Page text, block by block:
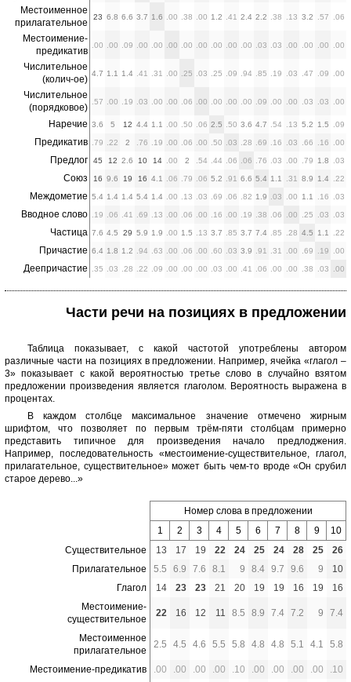
Местоименное
прилагательное
23 6.8 6.6 3.7 1.6 .00 .38 .00 1.2 .41 2.4 2.2 .38 .13 3.2 .57 .06
Местоимение-
предикатив
.00 .00 .09 .00 .00 .00 .00 .00 .00 .00 .00 .03 .03 .00 .00 .00 .00
Числительное
(колич-ое)
4.7 1.1 1.4 .41 .31 .00 .25 .03 .25 .09 .94 .85 .19 .03 .47 .09 .00
Числительное
(порядковое)
.57 .00 .19 .03 .00 .00 .06 .00 .00 .00 .00 .09 .00 .00 .03 .03 .00
Наречие 3.6 5 12 4.4 1.1 .00 .50 .06 2.5 .50 3.6 4.7 .54 .13 5.2 1.5 .09
Предикатив .79 .22 2 .76 .19 .00 .06 .00 .50 .03 .28 .69 .16 .03 .66 .16 .00
Предлог 45 12 2.6 10 14 .00 2 .54 .44 .06 .06 .76 .03 .00 .79 1.8 .03
Союз 16 9.6 19 16 4.1 .06 .79 .06 5.2 .91 6.6 5.4 1.1 .31 8.9 1.4 .22
Междометие 5.4 1.4 1.4 5.4 1.4 .00 .13 .03 .69 .06 .82 1.9 .03 .00 1.1 .16 .03
Вводное слово .19 .06 .41 .69 .13 .00 .06 .00 .16 .00 .19 .38 .06 .00 .25 .03 .03
Частица 7.6 4.5 29 5.9 1.9 .00 1.5 .13 3.7 .85 3.7 7.4 .85 .28 4.5 1.1 .22
Причастие 6.4 1.8 1.2 .94 .63 .00 .06 .00 .60 .03 3.9 .91 .31 .00 .69 .19 .00
Деепричастие .35 .03 .28 .22 .09 .00 .00 .00 .03 .00 .41 .06 .00 .00 .38 .03 .00
Части речи на позициях в предложении
Таблица показывает, с какой частотой употреблены автором
различные части на позициях в предложении. Например, ячейка «глагол –
3» показывает с какой вероятностью третье слово в случайно взятом
предложении произведения является глаголом. Вероятность выражена в
процентах.
В каждом столбце максимальное значение отмечено жирным
шрифтом, что позволяет по первым трём-пяти столбцам примерно
представить типичное для произведения начало предлоджения.
Например, последовательность «местоимение-существительное, глагол,
прилагательное, существительное» может быть чем-то вроде «Он срубил
старое дерево...»
Номер слова в предложении
1
2 3 4 5 6 7 8 9
10
Существительное
13 17 19 22 24 25 24 28 25
26
Прилагательное
5.5 6.9 7.6 8.1 9 8.4 9.7 9.6 9
10
Глагол
14 23 23 21 20 19 19 16 19
16
Местоимение-
существительное
22 16 12 11 8.5 8.9 7.4 7.2 9 7.4
Местоименное
прилагательное
2.5 4.5 4.6 5.5 5.8 4.8 4.8 5.1 4.1 5.8
Местоимение-предикатив .00 .00 .00 .00 .10 .00 .00 .00 .00
.10